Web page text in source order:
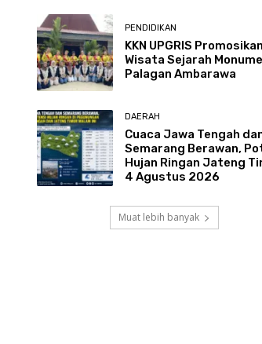
PENDIDIKAN
KKN UPGRIS Promosikan
Wisata Sejarah
Palagan Ambarawa
DAERAH
Cuaca Jawa Tengah
Semarang Berawan,
Hujan Ringan Jateng
4 Agustus 2026
Muat lebih banyak